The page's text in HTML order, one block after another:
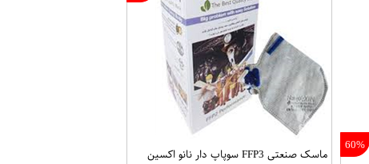
60%
ماسک صنعتی FFP3 سوپاپ دار نانو اکسين